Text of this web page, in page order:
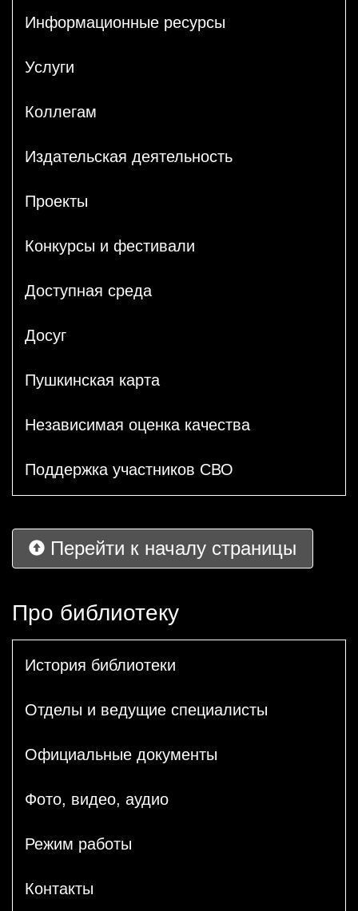
Информационные ресурсы
Услуги
Коллегам
Издательская деятельность
Проекты
Конкурсы и фестивали
Доступная среда
Досуг
Пушкинская карта
Независимая оценка качества
Поддержка участников СВО
Перейти к началу страницы
Про библиотеку
История библиотеки
Отделы и ведущие специалисты
Официальные документы
Фото, видео, аудио
Режим работы
Контакты